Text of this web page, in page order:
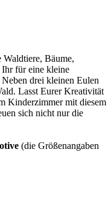
Waldtiere, Bäume,
für eine kleine
drei kleinen Eulen
Lasst Eurer Kreativität
Kinderzimmer mit diesem
sich nicht nur die
(die Größenangaben